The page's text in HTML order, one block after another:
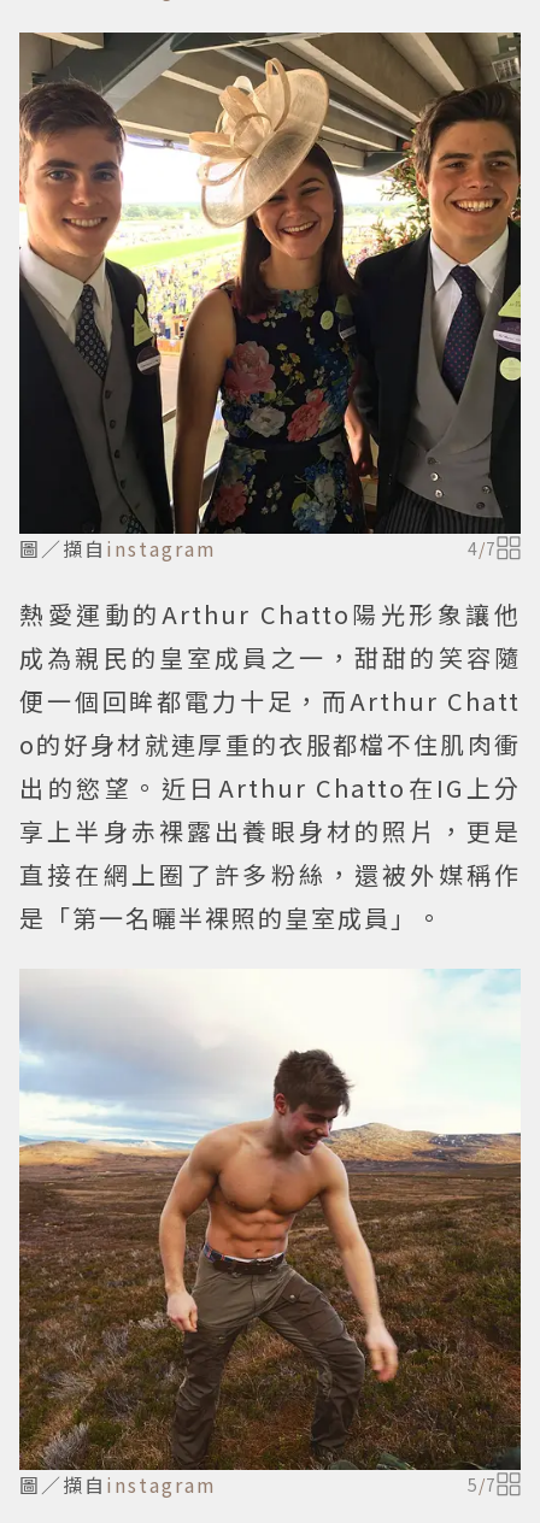
圖／擷自 instagram 4/7
熱愛運動的Arthur Chatto陽光形象讓他
成為親民的皇室成員之一，甜甜的笑容隨
便一個回眸都電力十足，而Arthur Chatt
o的好身材就連厚重的衣服都檔不住肌肉衝
出的慾望。近日Arthur Chatto在IG上分
享上半身赤裸露出養眼身材的照片，更是
直接在網上圈了許多粉絲，還被外媒稱作
是「第一名曬半裸照的皇室成員」。
圖／擷自 instagram 5/7